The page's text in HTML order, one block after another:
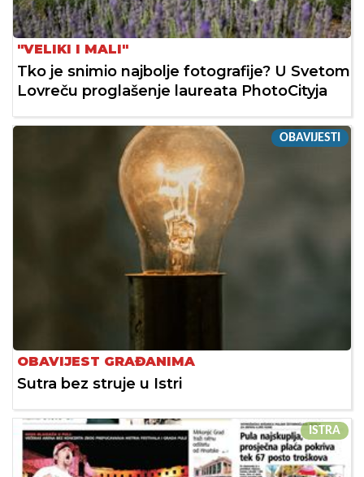
"VELIKI I MALI"
Tko je snimio najbolje fotografije? U Svetom
Lovreču proglašenje laureata PhotoCityja
OBAVIJESTI
OBAVIJEST GRAĐANIMA
Sutra bez struje u Istri
ISTRA